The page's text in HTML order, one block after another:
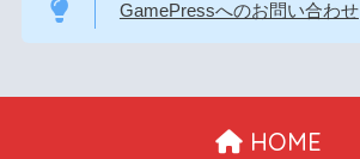
GamePressへのお問い合わせ
HOME